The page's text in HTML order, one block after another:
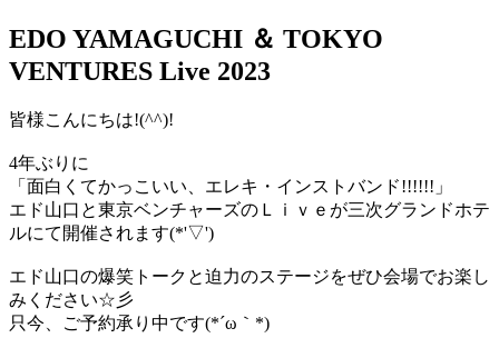
EDO YAMAGUCHI ＆ TOKYO
VENTURES Live 2023
皆様こんにちは!(^^)!
4年ぶりに
「面白くてかっこいい、エレキ・インストバンド!!!!!!」
エド山口と東京ベンチャーズのＬｉｖｅが三次グランドホテ
ルにて開催されます(*'▽')
エド山口の爆笑トークと迫力のステージをぜひ会場でお楽し
みください☆彡
只今、ご予約承り中です(*´ω｀*)